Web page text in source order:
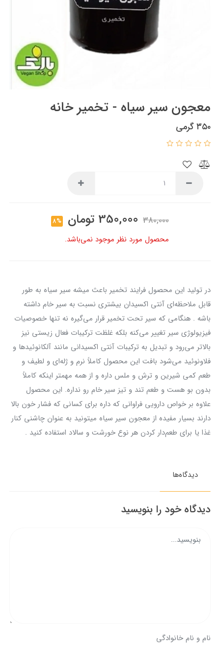
معجون سیر سیاه - تخمیر خانه
۳۵۰ گرمی
380,000
350,000 تومان 8%
محصول مورد نظر موجود نمی‌باشد.
در تولید این محصول فرایند تخمیر باعث میشه سیر سیاه به طور
قابل ملاحظه‌ای آنتی اکسیدان بیشتری نسبت به سیر خام داشته
باشه . هنگامی که سیر تحت تخمیر قرار می‌گیره نه تنها خصوصیات
فیزیولوژی سیر تغییر می‌کنه بلکه غلظت ترکیبات فعال زیستی نیز
بالاتر می‌رود و تبدیل به ترکیبات آنتی اکسیدانی مانند آلکانوئیدها و
فلاونوئید می‌شود بافت این محصول کاملاً نرم و ژله‌ای و لطیف و
طعم کمی شیرین و ترش و ملس داره و از همه مهمتر اینکه کاملاً
بدون بو هست و طعم تند و تیز سیر خام رو نداره. این محصول
علاوه بر خواص دارویی فراوانی که داره برای کسانی که فشار خون بالا
دارند بسیار مفیده از معجون سیر سیاه میتونید به عنوان چاشنی کنار
غذا یا برای طعم‌دار کردن هر نوع خورشت و سالاد استفاده کنید .
دیدگاه‌ها
دیدگاه خود را بنویسید
نام و نام خانوادگی